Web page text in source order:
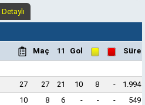
Detaylı
Maç 11 Gol
Süre
27 27 21 10 8 -
1.994
10 8 6 - - -
549